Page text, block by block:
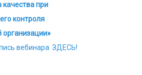
при
контроля
организации»
вебинара ЗДЕСЬ!